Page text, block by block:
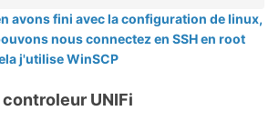
avons fini avec la configuration de linux,
nous connectez en SSH en root
j'utilise WinSCP
UNIFi